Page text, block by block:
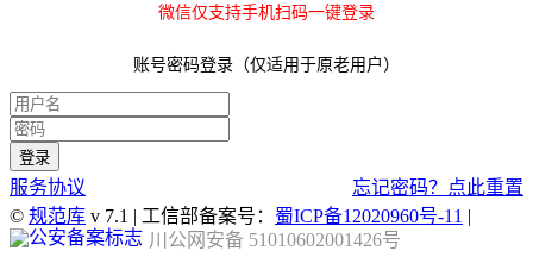
微信仅支持手机扫码一键登录
账号密码登录（仅适用于原老用户）
服务协议
忘记密码？点此重置
© 规范库 v 7.1 | 工信部备案号： 蜀ICP备12020960号-11 |
川公网安备 51010602001426号